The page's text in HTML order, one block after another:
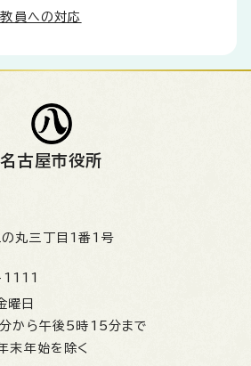
員への対応
名古屋市役所
丸三丁目1番1号
曜日
から午後5時15分まで
末年始を除く